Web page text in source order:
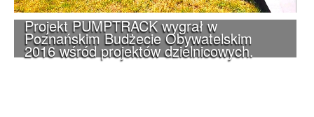
Projekt PUMPTRACK wygrał w
Poznańskim Budżecie Obywatelskim
2016 wśród projektów dzielnicowych.